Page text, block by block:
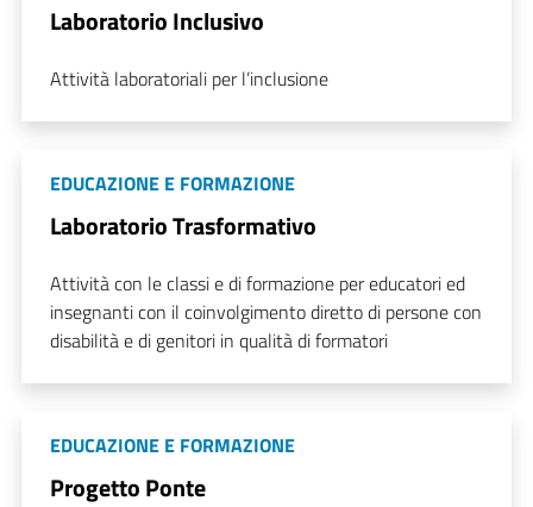
Laboratorio Inclusivo
Attività laboratoriali per l’inclusione
EDUCAZIONE E FORMAZIONE
Laboratorio Trasformativo
Attività con le classi e di formazione per educatori ed
insegnanti con il coinvolgimento diretto di persone con
disabilità e di genitori in qualità di formatori
EDUCAZIONE E FORMAZIONE
Progetto Ponte